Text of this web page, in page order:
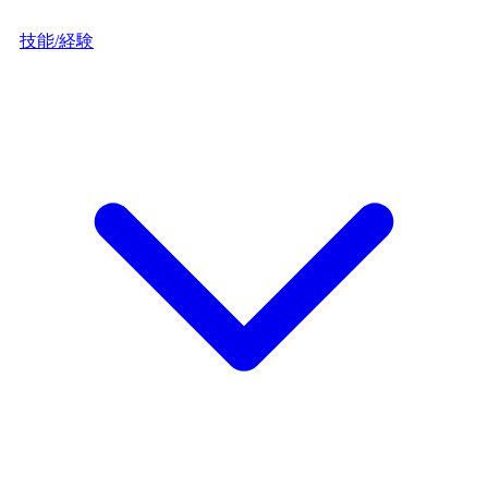
技能/経験